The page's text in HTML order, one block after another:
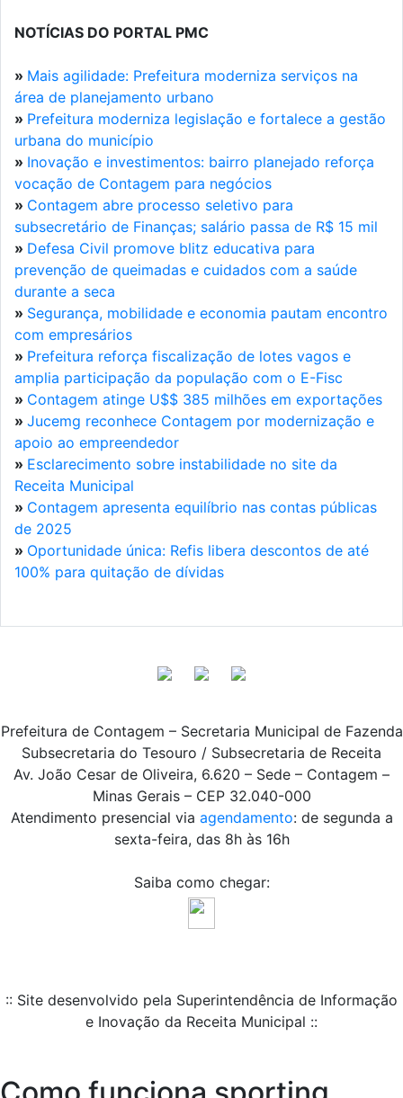
NOTÍCIAS DO PORTAL PMC
» Mais agilidade: Prefeitura moderniza serviços na
área de planejamento urbano
» Prefeitura moderniza legislação e fortalece a gestão
urbana do município
» Inovação e investimentos: bairro planejado reforça
vocação de Contagem para negócios
» Contagem abre processo seletivo para
subsecretário de Finanças; salário passa de R$ 15 mil
» Defesa Civil promove blitz educativa para
prevenção de queimadas e cuidados com a saúde
durante a seca
» Segurança, mobilidade e economia pautam encontro
com empresários
» Prefeitura reforça fiscalização de lotes vagos e
amplia participação da população com o E-Fisc
» Contagem atinge U$$ 385 milhões em exportações
» Jucemg reconhece Contagem por modernização e
apoio ao empreendedor
» Esclarecimento sobre instabilidade no site da
Receita Municipal
» Contagem apresenta equilíbrio nas contas públicas
de 2025
» Oportunidade única: Refis libera descontos de até
100% para quitação de dívidas
Prefeitura de Contagem – Secretaria Municipal de Fazenda
Subsecretaria do Tesouro / Subsecretaria de Receita
Av. João Cesar de Oliveira, 6.620 – Sede – Contagem –
Minas Gerais – CEP 32.040-000
Atendimento presencial via agendamento: de segunda a
sexta-feira, das 8h às 16h
Saiba como chegar:
:: Site desenvolvido pela Superintendência de Informação
e Inovação da Receita Municipal ::